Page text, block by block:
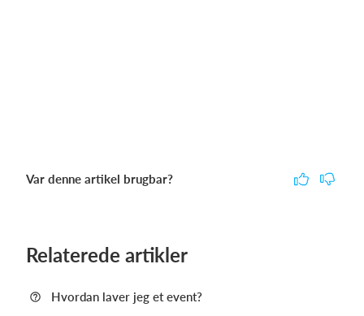
Var denne artikel brugbar?
Relaterede artikler
Hvordan laver jeg et event?